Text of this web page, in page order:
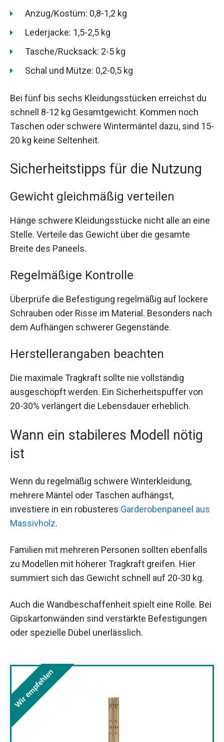
Anzug/Kostüm: 0,8-1,2 kg
Lederjacke: 1,5-2,5 kg
Tasche/Rucksack: 2-5 kg
Schal und Mütze: 0,2-0,5 kg
Bei fünf bis sechs Kleidungsstücken erreichst du
schnell 8-12 kg Gesamtgewicht. Kommen noch
Taschen oder schwere Wintermäntel dazu, sind 15-
20 kg keine Seltenheit.
Sicherheitstipps für die Nutzung
Gewicht gleichmäßig verteilen
Hänge schwere Kleidungsstücke nicht alle an eine
Stelle. Verteile das Gewicht über die gesamte
Breite des Paneels.
Regelmäßige Kontrolle
Überprüfe die Befestigung regelmäßig auf lockere
Schrauben oder Risse im Material. Besonders nach
dem Aufhängen schwerer Gegenstände.
Herstellerangaben beachten
Die maximale Tragkraft sollte nie vollständig
ausgeschöpft werden. Ein Sicherheitspuffer von
20-30% verlängert die Lebensdauer erheblich.
Wann ein stabileres Modell nötig
ist
Wenn du regelmäßig schwere Winterkleidung,
mehrere Mäntel oder Taschen aufhängst,
investiere in ein robusteres Garderobenpaneel aus
Massivholz.
Familien mit mehreren Personen sollten ebenfalls
zu Modellen mit höherer Tragkraft greifen. Hier
summiert sich das Gewicht schnell auf 20-30 kg.
Auch die Wandbeschaffenheit spielt eine Rolle. Bei
Gipskartonwänden sind verstärkte Befestigungen
oder spezielle Dübel unerlässlich.
Wir empfehlen